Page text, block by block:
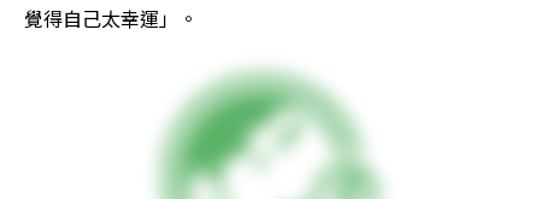
覺得自己太幸運」。